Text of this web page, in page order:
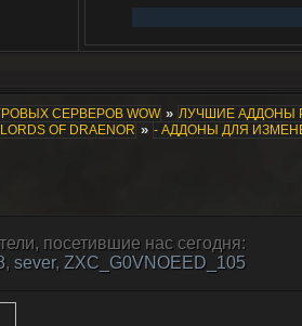
СЕРВЕРОВ WOW » ЛУЧШИЕ АДДОНЫ
OF DRAENOR » - АДДОНЫ ДЛЯ
посетившие нас сегодня:
, sever, ZXC_G0VNOEED_105